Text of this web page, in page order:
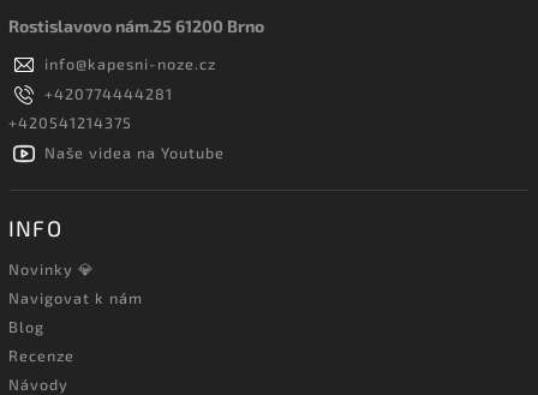
Rostislavovo nám.25 61200 Brno
info@kapesni-noze.cz
+420774444281
+420541214375
Naše videa na Youtube
INFO
Novinky 💎
Navigovat k nám
Blog
Recenze
Návody